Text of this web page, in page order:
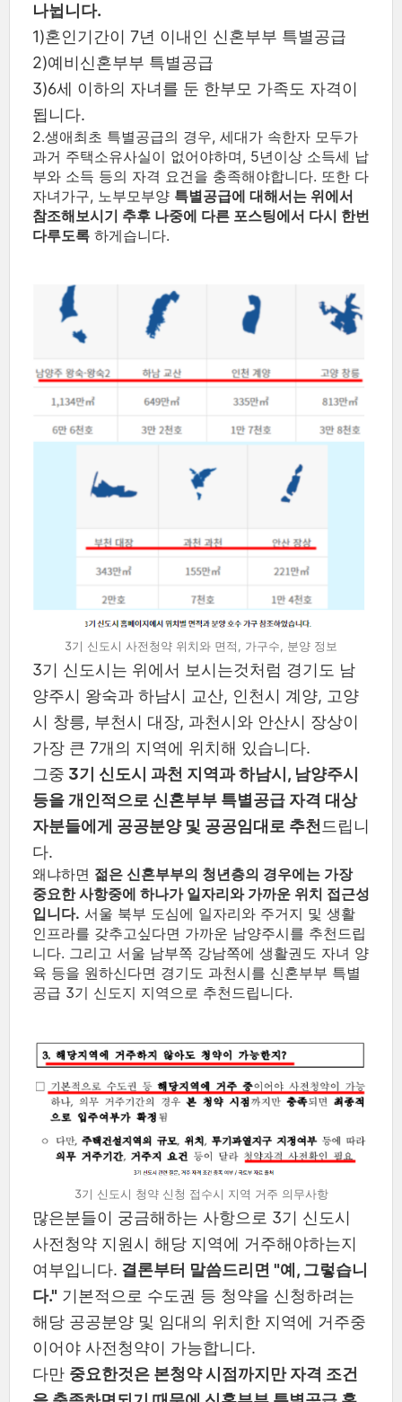
나뉩니다.
1)혼인기간이 7년 이내인 신혼부부 특별공급
2)예비신혼부부 특별공급
3)6세 이하의 자녀를 둔 한부모 가족도 자격이
됩니다.
2.생애최초 특별공급의 경우, 세대가 속한자 모두가
과거 주택소유사실이 없어야하며, 5년이상 소득세 납
부와 소득 등의 자격 요건을 충족해야합니다. 또한 다
자녀가구, 노부모부양 특별공급에 대해서는 위에서
참조해보시기 추후 나중에 다른 포스팅에서 다시 한번
다루도록 하게습니다.
3기 신도시 사전청약 위치와 면적, 가구수, 분양 정보
3기 신도시는 위에서 보시는것처럼 경기도 남
양주시 왕숙과 하남시 교산, 인천시 계양, 고양
시 창릉, 부천시 대장, 과천시와 안산시 장상이
가장 큰 7개의 지역에 위치해 있습니다.
그중 3기 신도시 과천 지역과 하남시, 남양주시
등을 개인적으로 신혼부부 특별공급 자격 대상
자분들에게 공공분양 및 공공임대로 추천 드립니
다.
왜냐하면 젊은 신혼부부의 청년층의 경우에는 가장
중요한 사항중에 하나가 일자리와 가까운 위치 접근성
입니다. 서울 북부 도심에 일자리와 주거지 및 생활
인프라를 갖추고싶다면 가까운 남양주시를 추천드립
니다. 그리고 서울 남부쪽 강남쪽에 생활권도 자녀 양
육 등을 원하신다면 경기도 과천시를 신혼부부 특별
공급 3기 신도지 지역으로 추천드립니다.
3기 신도시 청약 신청 접수시 지역 거주 의무사항
많은분들이 궁금해하는 사항으로 3기 신도시
사전청약 지원시 해당 지역에 거주해야하는지
여부입니다. 결론부터 말씀드리면 "예, 그렇습니
다." 기본적으로 수도권 등 청약을 신청하려는
해당 공공분양 및 임대의 위치한 지역에 거주중
이어야 사전청약이 가능합니다.
다만 중요한것은 본청약 시점까지만 자격 조건